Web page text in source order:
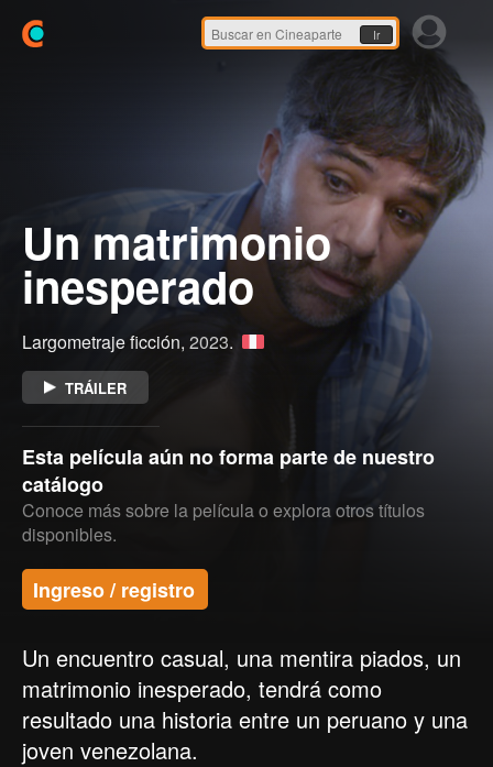
Ir
Un matrimonio
inesperado
Largometraje ficción, 2023.
TRÁILER
Esta película aún no forma parte de nuestro
catálogo
Conoce más sobre la película o explora otros títulos
disponibles.
Ingreso / registro
Un encuentro casual, una mentira piados, un
matrimonio inesperado, tendrá como
resultado una historia entre un peruano y una
joven venezolana.